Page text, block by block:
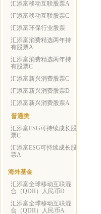
汇添富移动互联股票A
汇添富移动互联股票C
汇添富环保行业股票
汇添富消费精选两年持
有股票A
汇添富消费精选两年持
有股票C
汇添富新兴消费股票C
汇添富新兴消费股票D
汇添富新兴消费股票A
普通类
汇添富ESG可持续成长股
票C
汇添富ESG可持续成长股
票A
海外基金
汇添富全球移动互联混
合（QDII）人民币D
汇添富全球移动互联混
合（QDII）人民币A